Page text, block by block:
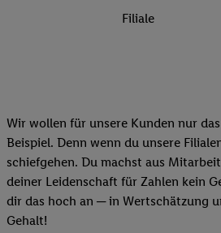
Filiale
Wir wollen für unsere Kunden nur
Beispiel. Denn wenn du unsere
schiefgehen. Du machst aus
deiner Leidenschaft für Zahlen kein
dir das hoch an ─ in Wertschätzung
Gehalt!